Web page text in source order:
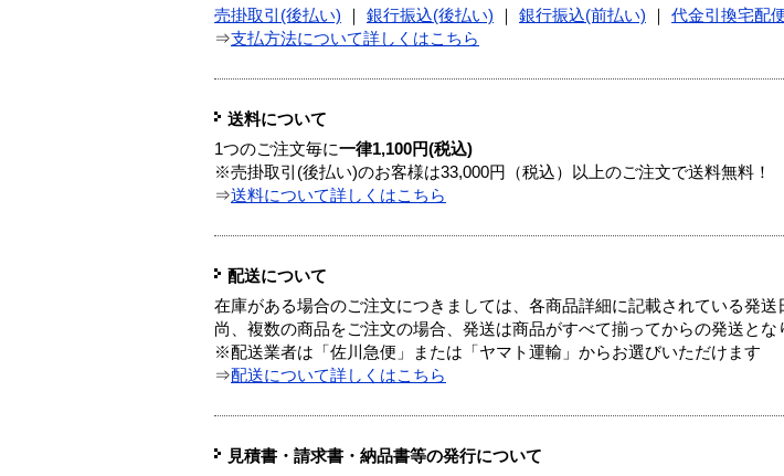
売掛取引(後払い) 銀行振込(後払い) 銀行振込(前払い) 代金引換宅配
⇒支払方法について詳しくはこちら
送料について
1つのご注文毎に一律1,100円(税込)
※売掛取引(後払い)のお客様は33,000円（税込）以上のご注文で送料無料！
⇒送料について詳しくはこちら
配送について
在庫がある場合のご注文につきましては、各商品詳細に記載されている発送
尚、複数の商品をご注文の場合、発送は商品がすべて揃ってからの発送とな
※配送業者は「佐川急便」または「ヤマト運輸」からお選びいただけます
⇒配送について詳しくはこちら
見積書・請求書・納品書等の発行について